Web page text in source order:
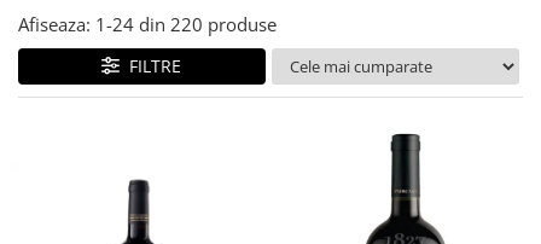
Afiseaza: 1-24 din 220 produse
FILTRE